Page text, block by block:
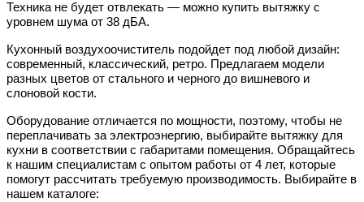
Техника не будет отвлекать — можно купить вытяжку с
уровнем шума от 38 дБА.
Кухонный воздухоочиститель подойдет под любой дизайн:
современный, классический, ретро. Предлагаем модели
разных цветов от стального и черного до вишневого и
слоновой кости.
Оборудование отличается по мощности, поэтому, чтобы не
переплачивать за электроэнергию, выбирайте вытяжку для
кухни в соответствии с габаритами помещения. Обращайтесь
к нашим специалистам с опытом работы от 4 лет, которые
помогут рассчитать требуемую производимость. Выбирайте в
нашем каталоге: